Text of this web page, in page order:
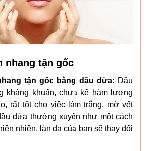
nhang tận gốc
tận gốc bằng dầu dừa: Dầu
kháng khuẩn, chưa kể hàm lượng
rất tốt cho việc làm trắng, mờ vết
dừa thường xuyên như một cách
nhiên, làn da của bạn sẽ thay đổi